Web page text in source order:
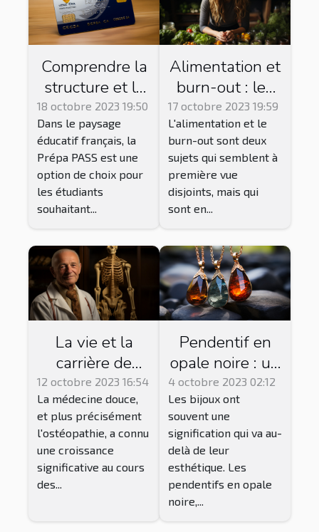
Comprendre la
structure et le
fonctionnement
de la Prépa
PASS
18 octobre 2023 19:50
Dans le paysage
éducatif français, la
Prépa PASS est une
option de choix pour
les étudiants
souhaitant...
Alimentation et
burn-out : les
bons choix pour
réduire le
stress
17 octobre 2023 19:59
L'alimentation et le
burn-out sont deux
sujets qui semblent à
première vue
disjoints, mais qui
sont en...
La vie et la
carrière de
Jean-Baptiste
Rochard,
ostéopathe
reconnu à La
Rochelle
12 octobre 2023 16:54
La médecine douce,
et plus précisément
l'ostéopathie, a connu
une croissance
significative au cours
des...
Pendentif en
opale noire : un
bijou de bien-
être
énergétique ?
4 octobre 2023 02:12
Les bijoux ont
souvent une
signification qui va au-
delà de leur
esthétique. Les
pendentifs en opale
noire,...